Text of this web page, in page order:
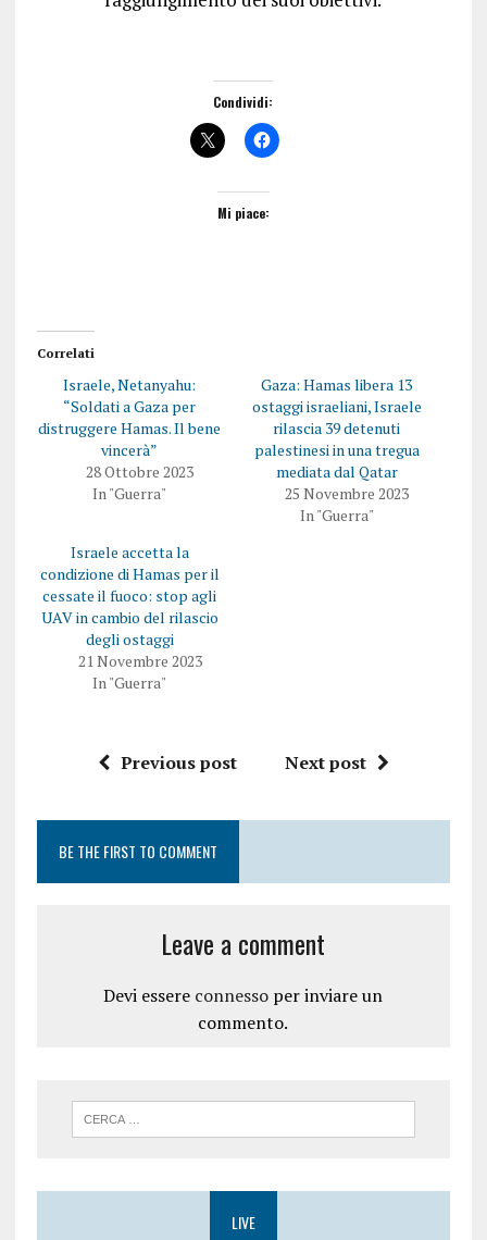
Condividi:
Mi piace:
Correlati
Israele, Netanyahu:
“Soldati a Gaza per
distruggere Hamas. Il bene
vincerà”
28 Ottobre 2023
In "Guerra"
Gaza: Hamas libera 13
ostaggi israeliani, Israele
rilascia 39 detenuti
palestinesi in una tregua
mediata dal Qatar
25 Novembre 2023
In "Guerra"
Israele accetta la
condizione di Hamas per il
cessate il fuoco: stop agli
UAV in cambio del rilascio
degli ostaggi
21 Novembre 2023
In "Guerra"
Previous post Next post
BE THE FIRST TO COMMENT
Leave a comment
Devi essere connesso per inviare un
commento.
LIVE